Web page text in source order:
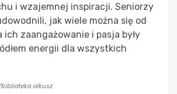
i wzajemnej inspiracji. Seniorzy
jak wiele można się od
zaangażowanie i pasja były
energii dla wszystkich
biblioteka.olkusz